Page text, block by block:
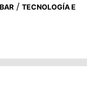
/ TECNOLOGÍA E